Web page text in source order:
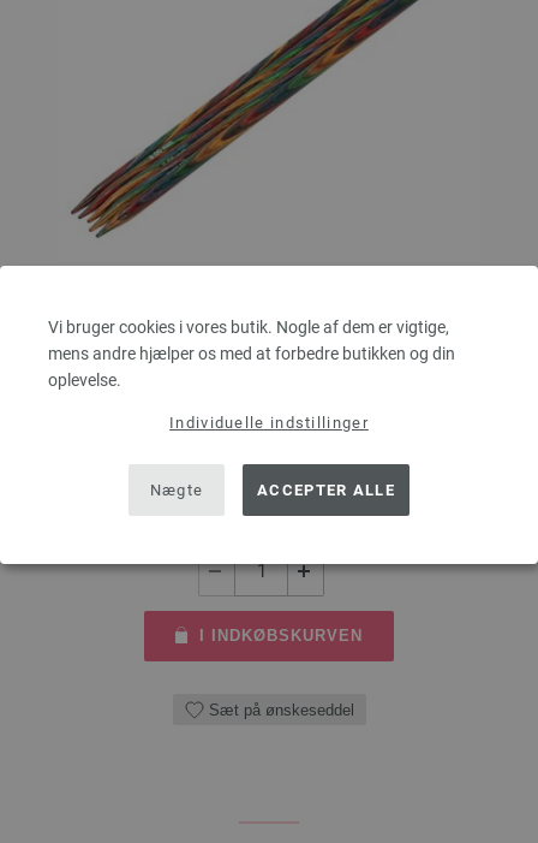
Vi bruger cookies i vores butik. Nogle af dem er vigtige,
mens andre hjælper os med at forbedre butikken og din
oplevelse.
Individuelle indstillinger
Nægte ACCEPTER ALLE
LANA GROSSA Strømpepinde Design Træ Multicolor Str. 6,0/20cm
tykkelse 6,0 mm; længde ca. 20 cm
eks. moms, med tillæg afforsendelsesomkostninger
I INDKØBSKURVEN
Sæt på ønskeseddel